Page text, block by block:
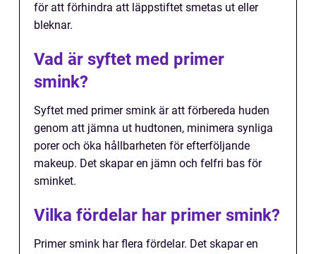
för att förhindra att läppstiftet smetas ut eller
bleknar.
Vad är syftet med primer
smink?
Syftet med primer smink är att förbereda huden
genom att jämna ut hudtonen, minimera synliga
porer och öka hållbarheten för efterföljande
makeup. Det skapar en jämn och felfri bas för
sminket.
Vilka fördelar har primer smink?
Primer smink har flera fördelar. Det skapar en